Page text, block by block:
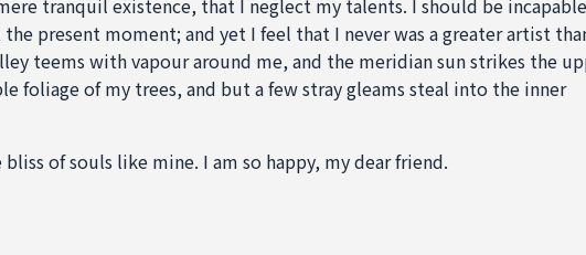
present moment; and yet I feel that I never was a greater artist
teems with vapour around me, and the meridian sun strikes the
foliage of my trees, and but a few stray gleams steal into the inner
of souls like mine. I am so happy, my dear friend.